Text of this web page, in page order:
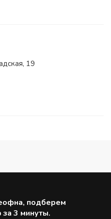
19
подберем
3 минуты.